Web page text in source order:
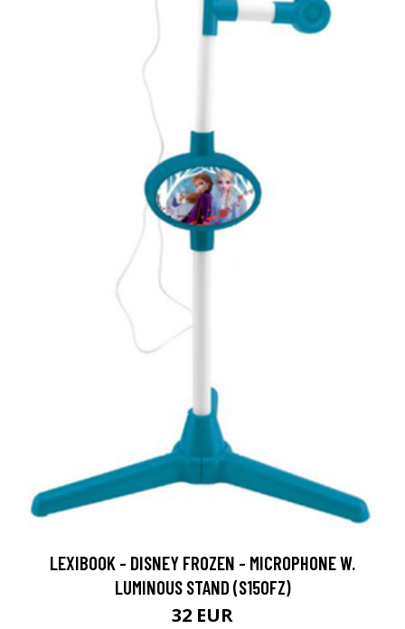
LEXIBOOK - DISNEY FROZEN - MICROPHONE W.
LUMINOUS STAND (S150FZ)
32 EUR